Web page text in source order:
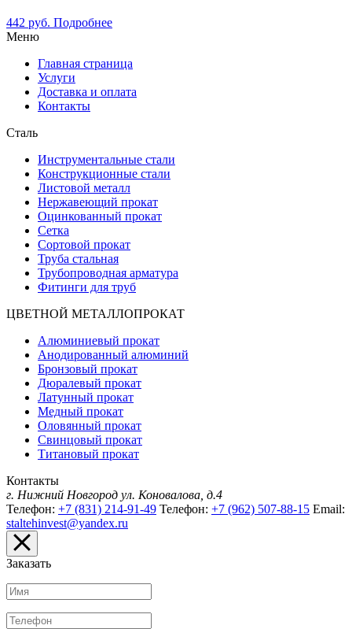
442 руб. Подробнее
Меню
Главная страница
Услуги
Доставка и оплата
Контакты
Сталь
Инструментальные стали
Конструкционные стали
Листовой металл
Нержавеющий прокат
Оцинкованный прокат
Сетка
Сортовой прокат
Труба стальная
Трубопроводная арматура
Фитинги для труб
ЦВЕТНОЙ МЕТАЛЛОПРОКАТ
Алюминиевый прокат
Анодированный алюминий
Бронзовый прокат
Дюралевый прокат
Латунный прокат
Медный прокат
Оловянный прокат
Свинцовый прокат
Титановый прокат
Контакты
г. Нижний Новгород ул. Коновалова, д.4
Телефон: +7 (831) 214-91-49 Телефон: +7 (962) 507-88-15 Email:
staltehinvest@yandex.ru
Заказать